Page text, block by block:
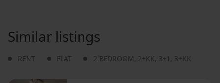
Similar listings
RENT FLAT 2 BEDROOM, 2+KK, 3+1 , 3+KK